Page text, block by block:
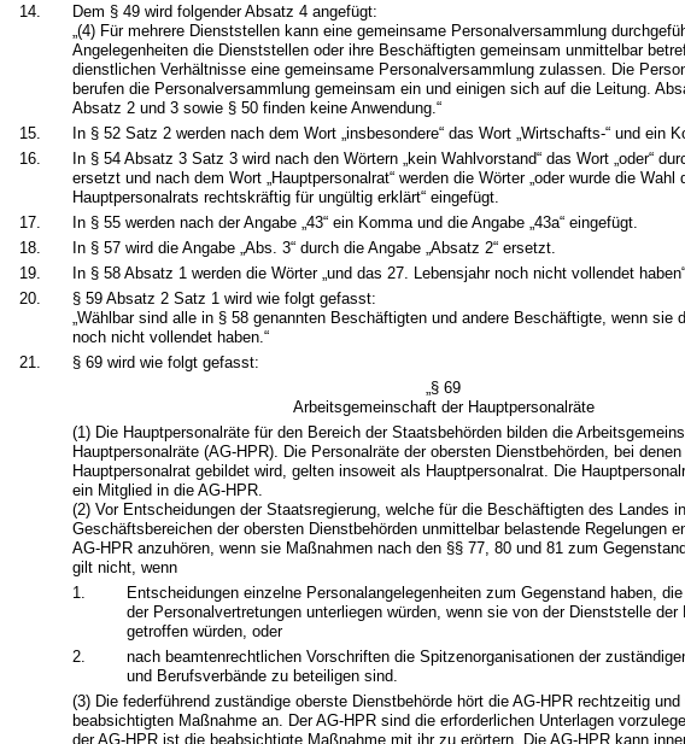
14.
Dem § 49 wird folgender Absatz 4 angefügt:
„(4) Für mehrere Dienststellen kann eine gemeinsame Personalversammlung
Angelegenheiten die Dienststellen oder ihre Beschäftigten gemeinsam unmittelbar
dienstlichen Verhältnisse eine gemeinsame Personalversammlung zulassen. Die
berufen die Personalversammlung gemeinsam ein und einigen sich auf die Leitung.
Absatz 2 und 3 sowie § 50 finden keine Anwendung.“
15.
In § 52 Satz 2 werden nach dem Wort „insbesondere“ das Wort „Wirtschafts-“ und ein
16.
In § 54 Absatz 3 Satz 3 wird nach den Wörtern „kein Wahlvorstand“ das Wort „oder“
ersetzt und nach dem Wort „Hauptpersonalrat“ werden die Wörter „oder wurde die
Hauptpersonalrats rechtskräftig für ungültig erklärt“ eingefügt.
17.
In § 55 werden nach der Angabe „43“ ein Komma und die Angabe „43a“ eingefügt.
18.
In § 57 wird die Angabe „Abs. 3“ durch die Angabe „Absatz 2“ ersetzt.
19.
In § 58 Absatz 1 werden die Wörter „und das 27. Lebensjahr noch nicht vollendet
20.
§ 59 Absatz 2 Satz 1 wird wie folgt gefasst:
„Wählbar sind alle in § 58 genannten Beschäftigten und andere Beschäftigte, wenn sie
noch nicht vollendet haben.“
21.
§ 69 wird wie folgt gefasst:
„§ 69
Arbeitsgemeinschaft der Hauptpersonalräte
(1) Die Hauptpersonalräte für den Bereich der Staatsbehörden bilden die
Hauptpersonalräte (AG-HPR). Die Personalräte der obersten Dienstbehörden, bei
Hauptpersonalrat gebildet wird, gelten insoweit als Hauptpersonalrat. Die
ein Mitglied in die AG-HPR.
(2) Vor Entscheidungen der Staatsregierung, welche für die Beschäftigten des Landes
Geschäftsbereichen der obersten Dienstbehörden unmittelbar belastende Regelungen
AG-HPR anzuhören, wenn sie Maßnahmen nach den §§ 77, 80 und 81 zum
gilt nicht, wenn
1.
Entscheidungen einzelne Personalangelegenheiten zum Gegenstand haben,
der Personalvertretungen unterliegen würden, wenn sie von der Dienststelle der
getroffen würden, oder
2.
nach beamtenrechtlichen Vorschriften die Spitzenorganisationen der
und Berufsverbände zu beteiligen sind.
(3) Die federführend zuständige oberste Dienstbehörde hört die AG-HPR rechtzeitig
beabsichtigten Maßnahme an. Der AG-HPR sind die erforderlichen Unterlagen
der AG-HPR ist die beabsichtigte Maßnahme mit ihr zu erörtern. Die AG-HPR kann